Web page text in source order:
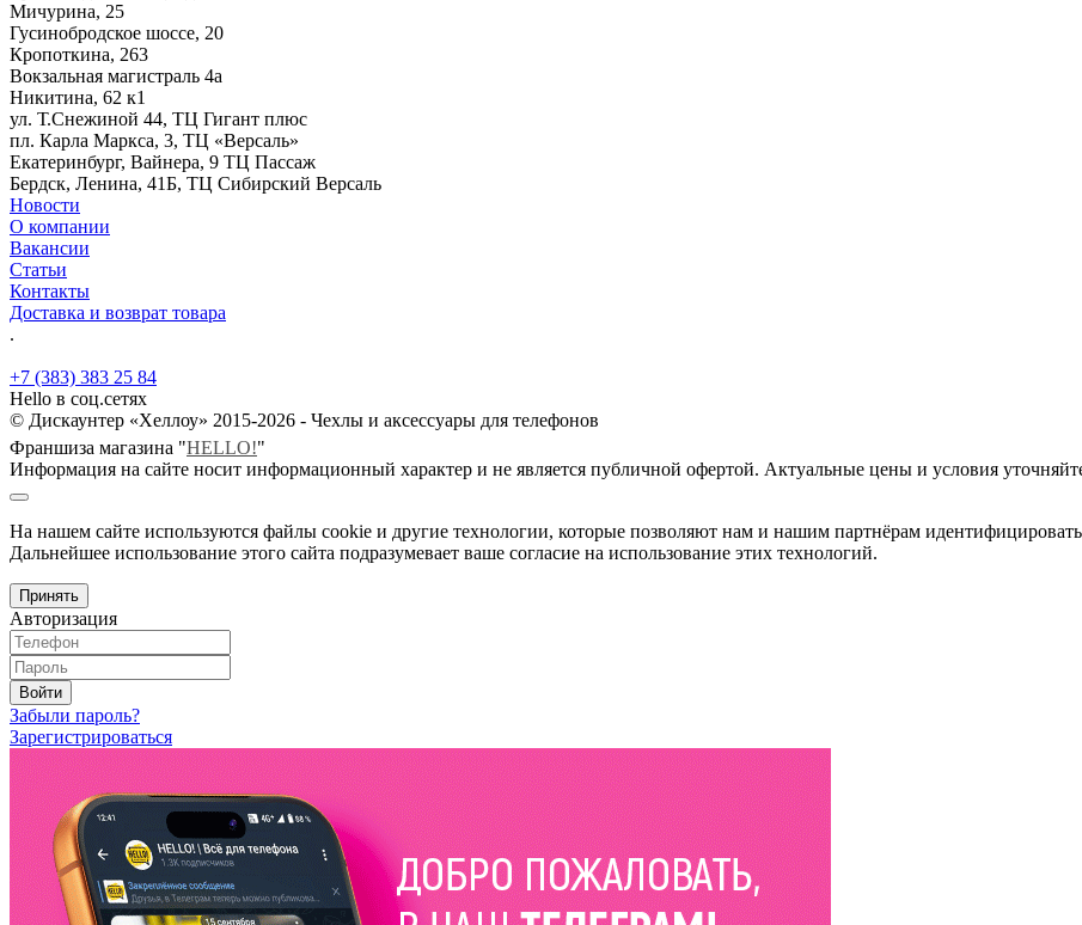
Мичурина, 25
Гусинобродское шоссе, 20
Кропоткина, 263
Вокзальная магистраль 4а
Никитина, 62 к1
ул. Т.Снежиной 44, ТЦ Гигант плюс
пл. Карла Маркса, 3, ТЦ «Версаль»
Екатеринбург, Вайнера, 9 ТЦ Пассаж
Бердск, Ленина, 41Б, ТЦ Сибирский Версаль
Новости
О компании
Вакансии
Статьи
Контакты
Доставка и возврат товара
.
+7 (383) 383 25 84
Hello в соц.сетях
© Дискаунтер «Хеллоу» 2015-2026 - Чехлы и аксессуары для телефонов
Франшиза магазина "HELLO!"
Информация на сайте носит информационный характер и не является публичной офертой. Актуальные цены и условия
На нашем сайте используются файлы cookie и другие технологии, которые позволяют нам и нашим партнёрам идентифицировать
Дальнейшее использование этого сайта подразумевает ваше согласие на использование этих технологий.
Принять
Авторизация
Войти
Забыли пароль?
Зарегистрироваться